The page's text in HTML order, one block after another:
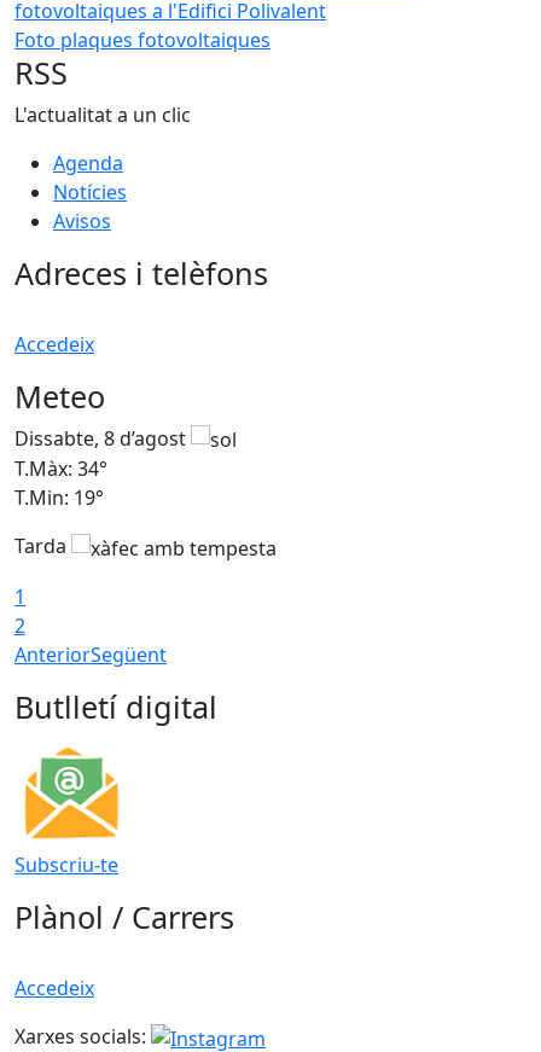
Foto plaques fotovoltaiques
RSS
L'actualitat a un clic
Agenda
Notícies
Avisos
Adreces i telèfons
Accedeix
Meteo
Dissabte, 8 d’agost
T.Màx: 34°
T.Min: 19°
Tarda
1
2
AnteriorSegüent
Butlletí digital
Subscriu-te
Plànol / Carrers
Accedeix
Xarxes socials: